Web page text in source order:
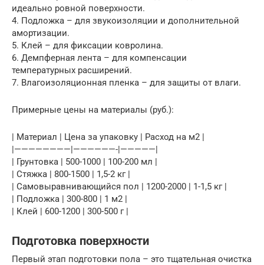
идеально ровной поверхности.
4. Подложка – для звукоизоляции и дополнительной
амортизации.
5. Клей – для фиксации ковролина.
6. Демпферная лента – для компенсации
температурных расширений.
7. Влагоизоляционная пленка – для защиты от влаги.
Примерные цены на материалы (руб.):
| Материал | Цена за упаковку | Расход на м2 |
|————————|——————-|—————|
| Грунтовка | 500-1000 | 100-200 мл |
| Стяжка | 800-1500 | 1,5-2 кг |
| Самовыравнивающийся пол | 1200-2000 | 1-1,5 кг |
| Подложка | 300-800 | 1 м2 |
| Клей | 600-1200 | 300-500 г |
Подготовка поверхности
Первый этап подготовки пола – это тщательная очистка